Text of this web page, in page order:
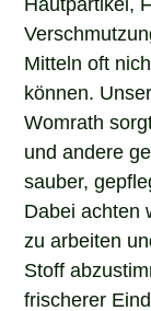
Mitteln oft
können.
Womrath
und andere
sauber,
Dabei achten
zu arbeiten
Stoff
frischerer